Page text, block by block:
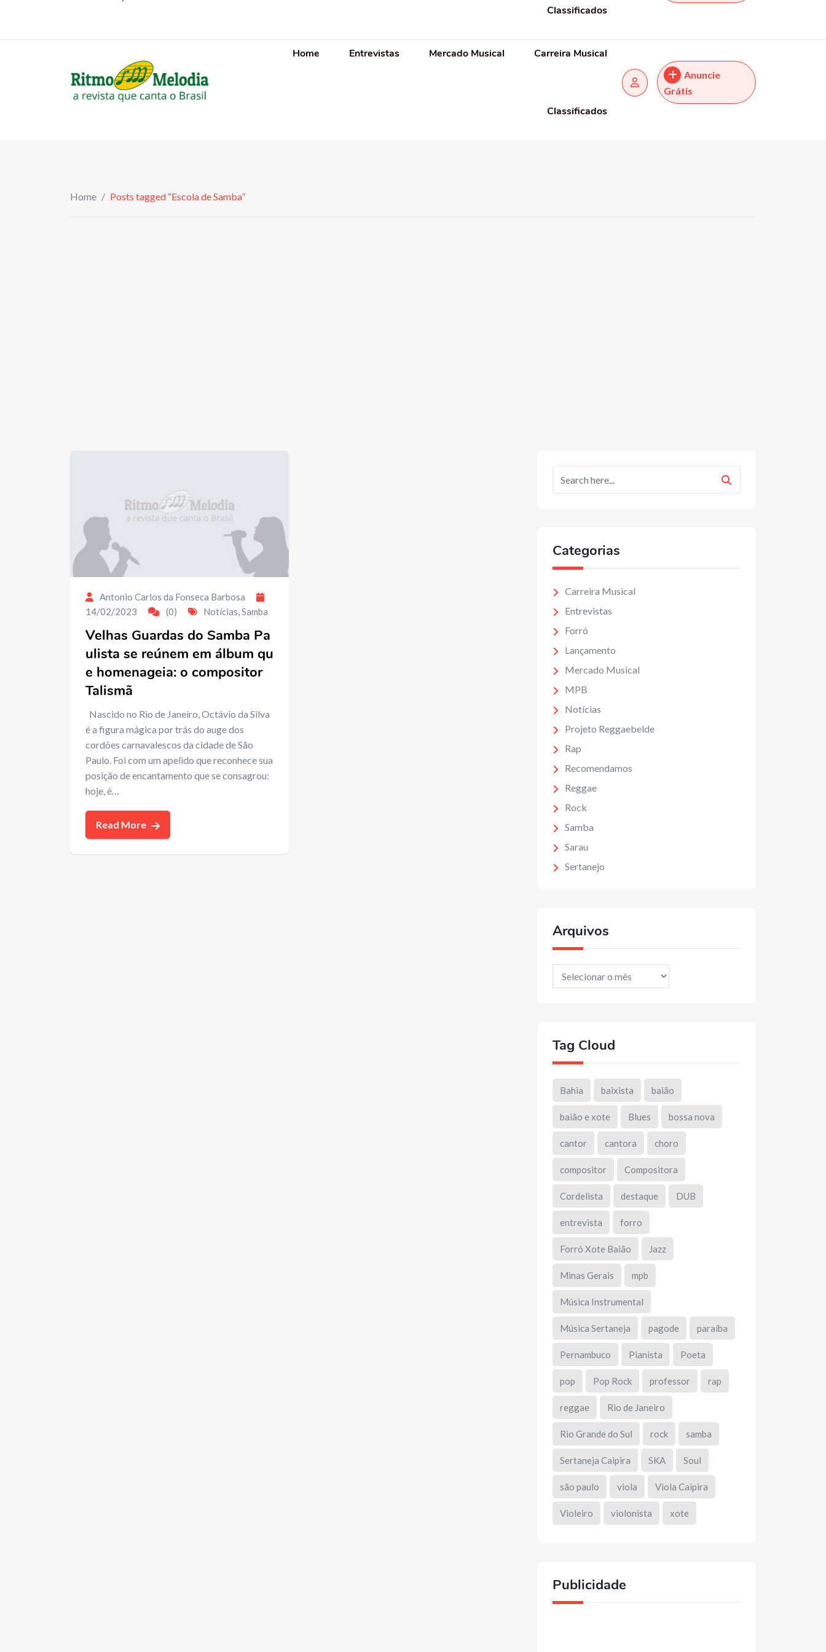
Home Entrevistas Mercado Musical Carreira Musical
Classificados
Anuncie
Grátis
Home / Posts tagged “Escola de Samba”
Antonio Carlos da Fonseca Barbosa
14/02/2023
(0) Notícias,Samba
Velhas Guardas do Samba Pa
ulista se reúnem em álbum qu
e homenageia: o compositor
Talismã
Nascido no Rio de Janeiro, Octávio da Silva
é a figura mágica por trás do auge dos
cordões carnavalescos da cidade de São
Paulo. Foi com um apelido que reconhece sua
posição de encantamento que se consagrou:
hoje, é…
Read More
Categorias
Carreira Musical
Entrevistas
Forró
Lançamento
Mercado Musical
MPB
Notícias
Projeto Reggaebelde
Rap
Recomendamos
Reggae
Rock
Samba
Sarau
Sertanejo
Arquivos
Arquivos
Tag Cloud
Bahia baixista baião
baião e xote Blues bossa nova
cantor cantora choro
compositor Compositora
Cordelista destaque DUB
entrevista forro
Forró Xote Baião Jazz
Minas Gerais mpb
Música Instrumental
Música Sertaneja pagode paraíba
Pernambuco Pianista Poeta
pop Pop Rock professor rap
reggae Rio de Janeiro
Rio Grande do Sul rock samba
Sertaneja Caipira SKA Soul
são paulo viola Viola Caipira
Violeiro violonista xote
Publicidade
Classificados